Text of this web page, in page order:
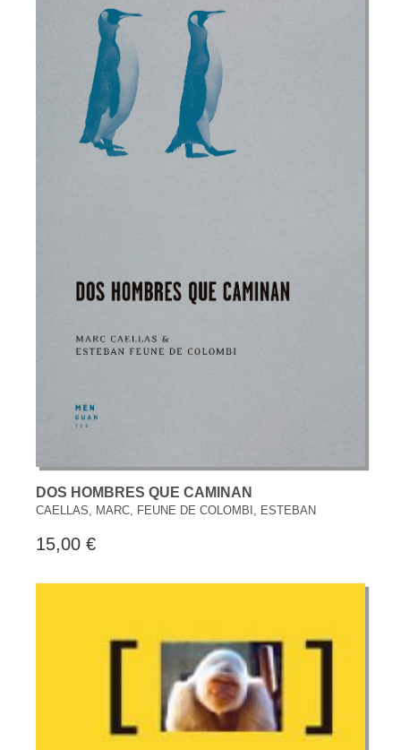
DOS HOMBRES QUE CAMINAN
CAELLAS, MARC, FEUNE DE COLOMBI, ESTEBAN
15,00 €